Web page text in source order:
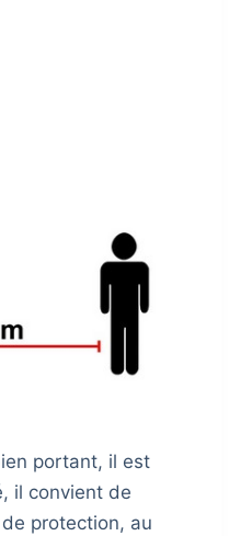
portant, il est
il convient de
protection, au